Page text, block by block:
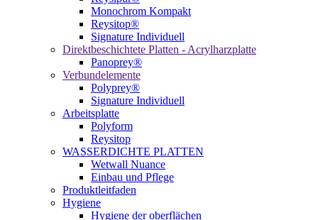
Monochrom Kompakt
Reysitop®
Signature Individuell
Direktbeschichtete Platten - Acrylharzplatte
Panoprey®
Verbundelemente
Polyprey®
Signature Individuell
Arbeitsplatte
Polyform
Reysitop
WASSERDICHTE PLATTEN
Wetwall Nuance
Einbau und Pflege
Produktleitfaden
Hygiene
Hygiene der oberflächen